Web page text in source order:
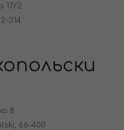
17/2
314
8
66-400